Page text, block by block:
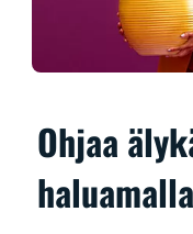
Ohjaa